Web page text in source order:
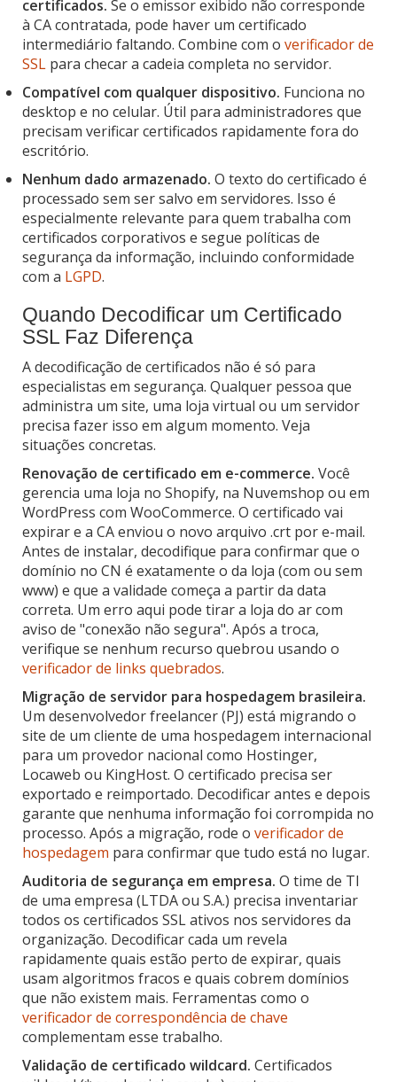
certificados. Se o emissor exibido não corresponde
à CA contratada, pode haver um certificado
intermediário faltando. Combine com o verificador de
SSL para checar a cadeia completa no servidor.
Compatível com qualquer dispositivo. Funciona no
desktop e no celular. Útil para administradores que
precisam verificar certificados rapidamente fora do
escritório.
Nenhum dado armazenado. O texto do certificado é
processado sem ser salvo em servidores. Isso é
especialmente relevante para quem trabalha com
certificados corporativos e segue políticas de
segurança da informação, incluindo conformidade
com a LGPD.
Quando Decodificar um Certificado
SSL Faz Diferença
A decodificação de certificados não é só para
especialistas em segurança. Qualquer pessoa que
administra um site, uma loja virtual ou um servidor
precisa fazer isso em algum momento. Veja
situações concretas.
Renovação de certificado em e-commerce. Você
gerencia uma loja no Shopify, na Nuvemshop ou em
WordPress com WooCommerce. O certificado vai
expirar e a CA enviou o novo arquivo .crt por e-mail.
Antes de instalar, decodifique para confirmar que o
domínio no CN é exatamente o da loja (com ou sem
www) e que a validade começa a partir da data
correta. Um erro aqui pode tirar a loja do ar com
aviso de "conexão não segura". Após a troca,
verifique se nenhum recurso quebrou usando o
verificador de links quebrados.
Migração de servidor para hospedagem brasileira.
Um desenvolvedor freelancer (PJ) está migrando o
site de um cliente de uma hospedagem internacional
para um provedor nacional como Hostinger,
Locaweb ou KingHost. O certificado precisa ser
exportado e reimportado. Decodificar antes e depois
garante que nenhuma informação foi corrompida no
processo. Após a migração, rode o verificador de
hospedagem para confirmar que tudo está no lugar.
Auditoria de segurança em empresa. O time de TI
de uma empresa (LTDA ou S.A.) precisa inventariar
todos os certificados SSL ativos nos servidores da
organização. Decodificar cada um revela
rapidamente quais estão perto de expirar, quais
usam algoritmos fracos e quais cobrem domínios
que não existem mais. Ferramentas como o
verificador de correspondência de chave
complementam esse trabalho.
Validação de certificado wildcard. Certificados